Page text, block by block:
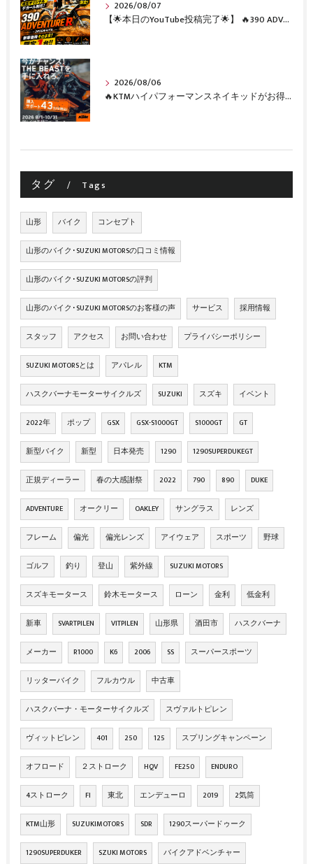
2026/08/07
【🌟本日のYouTube投稿完了🌟】 🔥390 ADVENTURE R × KTM山形 オリジナルデカール仕様誕生🔥
2026/08/06
🔥KTMハイパフォーマンスネイキッドがお得に手に入るチャンス🔥
タグ Tags
山形 バイク コンセプト
山形のバイク･SUZUKI MOTORSの口コミ情報
山形のバイク･SUZUKI MOTORSの評判
山形のバイク･SUZUKI MOTORSのお客様の声 サービス 採用情報
スタッフ アクセス お問い合わせ プライバシーポリシー
SUZUKI MOTORSとは アパレル KTM
ハスクバーナモーターサイクルズ SUZUKI スズキ イベント
2022年 ポップ GSX GSX-S1000GT S1000GT GT
新型バイク 新型 日本発売 1290 1290SUPERDUKEGT
正規ディーラー 春の大感謝祭 2022 790 890 DUKE
ADVENTURE オークリー OAKLEY サングラス レンズ
フレーム 偏光 偏光レンズ アイウェア スポーツ 野球
ゴルフ 釣り 登山 紫外線 SUZUKI MOTORS
スズキモータース 鈴木モータース ローン 金利 低金利
新車 SVARTPILEN VITPILEN 山形県 酒田市 ハスクバーナ
メーカー R1000 K6 2006 SS スーパースポーツ
リッターバイク フルカウル 中古車
ハスクバーナ・モーターサイクルズ スヴァルトピレン
ヴィットピレン 401 250 125 スプリングキャンペーン
オフロード ２ストローク HQV FE250 ENDURO
4ストローク FI 東北 エンデューロ 2019 2気筒
KTM山形 SUZUKIMOTORS SDR 1290スーパードゥーク
1290SUPERDUKER SZUKI MOTORS バイクアドベンチャー